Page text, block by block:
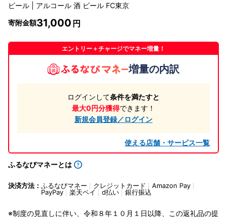
ビール | アルコール 酒 ビール FC東京
寄附金額31,000
エントリー＋チャージでマネー増量！
増量の内訳
ログインして条件を満たすと
最大0円分獲得できます！
新規会員登録／ログイン
使える店舗・サービス一覧
ふるなびマネーとは
決済方法： ふるなびマネー クレジットカード
Amazon Pay
PayPay
楽天ペイ d払い 銀行振込
※制度の見直しに伴い、令和８年１０月１日以降、この返礼品の提